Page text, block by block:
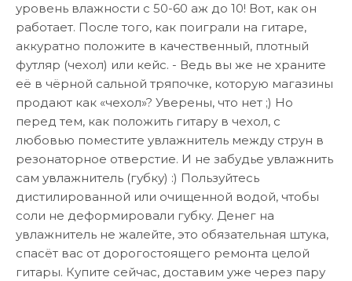
уровень влажности с 50-60 аж до 10! Вот, как он
работает. После того, как поиграли на гитаре,
аккуратно положите в качественный, плотный
футляр (чехол) или кейс. - Ведь вы же не храните
её в чёрной сальной тряпочке, которую магазины
продают как «чехол»? Уверены, что нет ;) Но
перед тем, как положить гитару в чехол, с
любовью поместите увлажнитель между струн в
резонаторное отверстие. И не забудье увлажнить
сам увлажнитель (губку) :) Пользуйтесь
дистилированной или очищенной водой, чтобы
соли не деформировали губку. Денег на
увлажнитель не жалейте, это обязательная штука,
спасёт вас от дорогостоящего ремонта целой
гитары. Купите сейчас, доставим уже через пару